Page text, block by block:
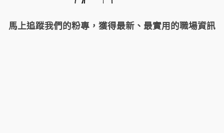
馬上追蹤我們的粉專，獲得最新、最實用的職場資訊